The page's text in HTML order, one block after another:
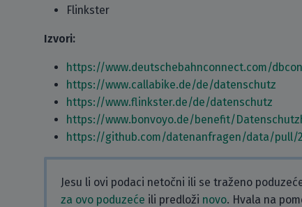
Flinkster
Izvori:
https://www.deutschebahnconnect.com/
https://www.callabike.de/de/datenschutz
https://www.flinkster.de/de/datenschutz
https://www.bonvoyo.de/benefit/
https://github.com/datenanfragen/data/pull/
Jesu li ovi podaci netočni ili se traženo
za ovo poduzeće ili predloži novo. Hvala na